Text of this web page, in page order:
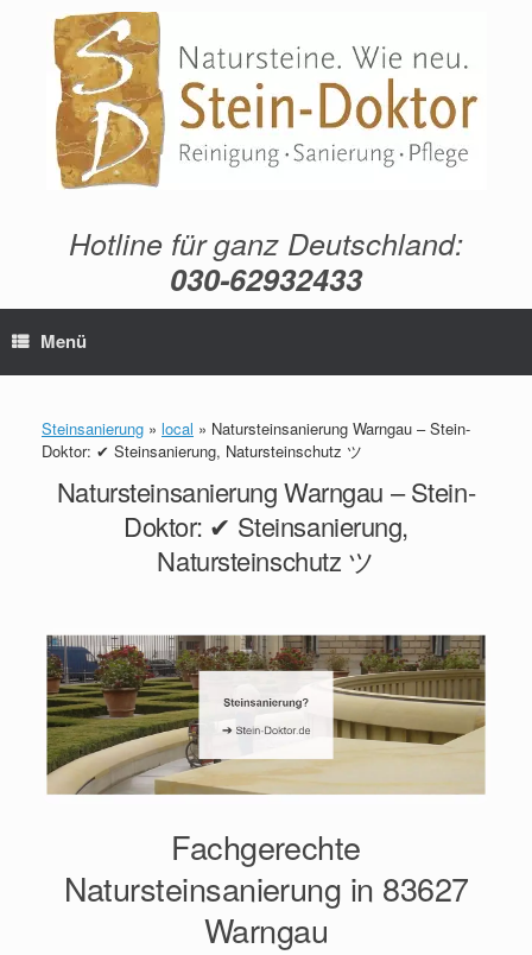
springen
Hotline für ganz Deutschland:
030-62932433
Menü
Steinsanierung » local » Natursteinsanierung Warngau – Stein-
Doktor: ✔ Steinsanierung, Natursteinschutz ツ
Natursteinsanierung Warngau – Stein-
Doktor: ✔ Steinsanierung,
Natursteinschutz ツ
Fachgerechte
Natursteinsanierung in 83627
Warngau